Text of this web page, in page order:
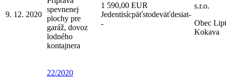
9. 12. 2020
spevnenej
plochy pre
garáž, dovoz
lodného
kontajnera
1 590,00 EUR
Jedentisícpäťstodeväťdesiat-
-
s.r.o.
Obec
Kokava
22/2020